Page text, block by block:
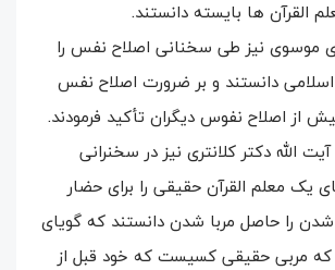
القرآن ها بایسته دانستند.
نیز طی سخنانی اصلاح نفس را
اسلامی دانستند و بر ضرورت اصلاح نفس
از اصلاح نفوس دیگران تأکید فرمودند.
الله دکتر کلانتری نیز در سخنرانی
یک معلم القرآن حقیقی را برای حضار
شدن را حاصل مربا شدن دانستند که گویای
مربی حقیقی کسیست که خود قبل از